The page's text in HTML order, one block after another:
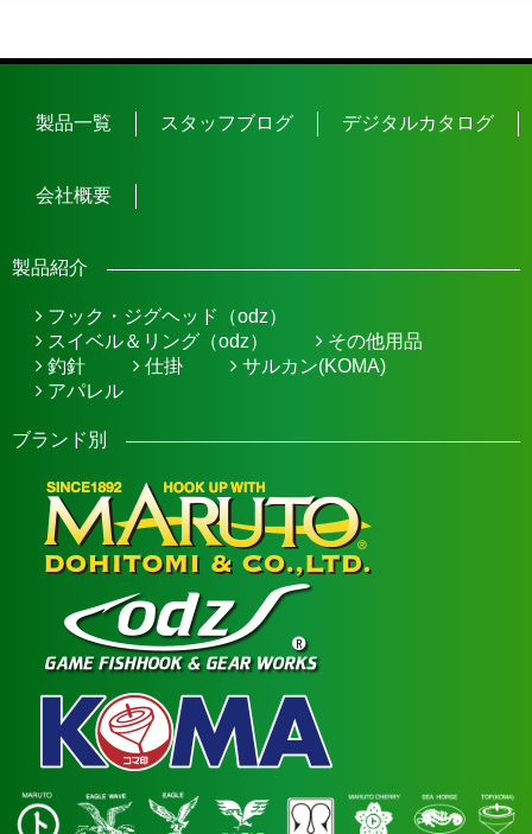
製品一覧 スタッフブログ デジタルカタログ
会社概要
製品紹介
フック・ジグヘッド（odz）
スイベル＆リング（odz）
その他用品
釣針
仕掛
サルカン(KOMA)
アパレル
ブランド別